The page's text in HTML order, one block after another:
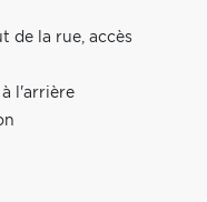
de la rue, accès
l'arrière